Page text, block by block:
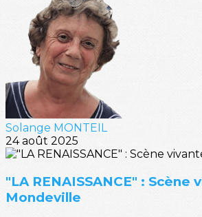
Solange MONTEIL
24 août 2025
"LA RENAISSANCE" : Scène
Mondeville